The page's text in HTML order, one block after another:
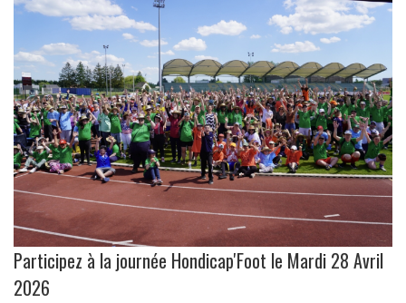
Participez à la journée Hondicap'Foot le Mardi 28 Avril
2026